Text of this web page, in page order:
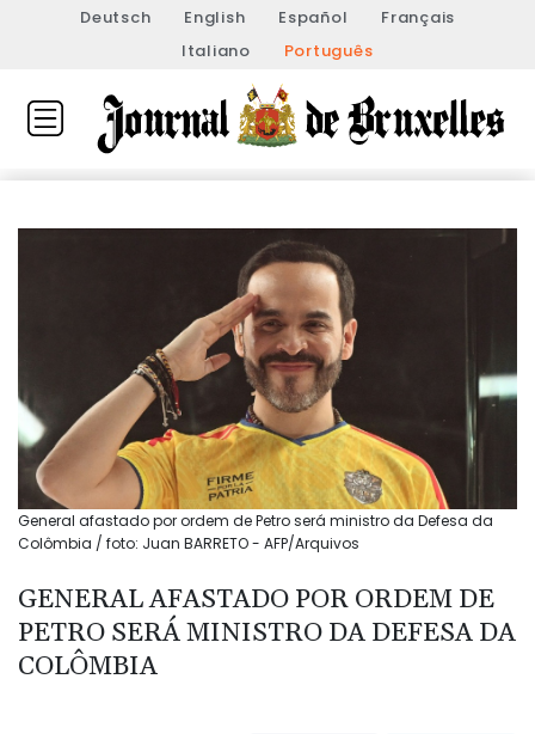
Deutsch English Español
Français
Italiano
Português
General afastado por ordem de Petro será ministro da Defesa da
Colômbia / foto: Juan BARRETO - AFP/Arquivos
GENERAL AFASTADO POR ORDEM DE
PETRO SERÁ MINISTRO DA DEFESA DA
COLÔMBIA